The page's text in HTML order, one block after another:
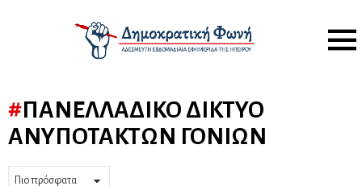
Menu
ΠΑΝΕΛΛΑΔΙΚΌ ΔΊΚΤΥΟ
ΑΝΥΠΌΤΑΚΤΩΝ ΓΟΝΙΏΝ